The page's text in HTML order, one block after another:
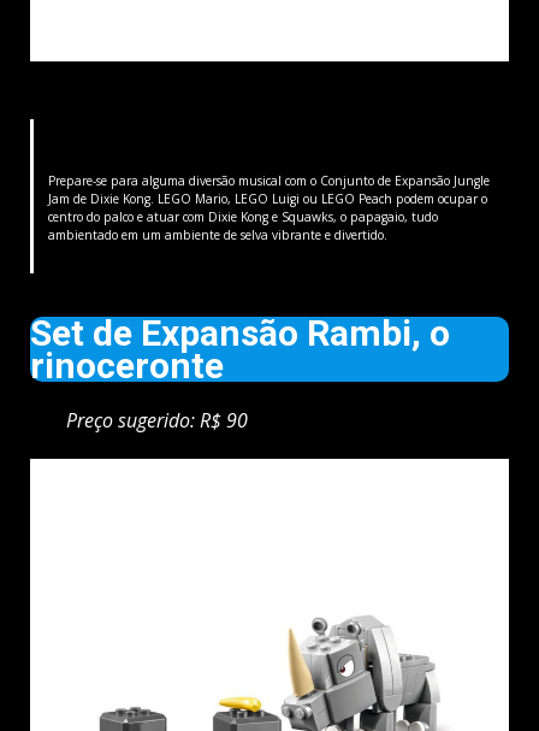
Prepare-se para alguma diversão musical com o Conjunto de Expansão Jungle
Jam de Dixie Kong. LEGO Mario, LEGO Luigi ou LEGO Peach podem ocupar o
centro do palco e atuar com Dixie Kong e Squawks, o papagaio, tudo
ambientado em um ambiente de selva vibrante e divertido.
Set de Expansão Rambi, o
rinoceronte
Preço sugerido: R$ 90